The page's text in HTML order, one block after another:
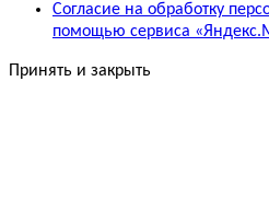
Согласие на обработку
помощью сервиса
Принять и закрыть